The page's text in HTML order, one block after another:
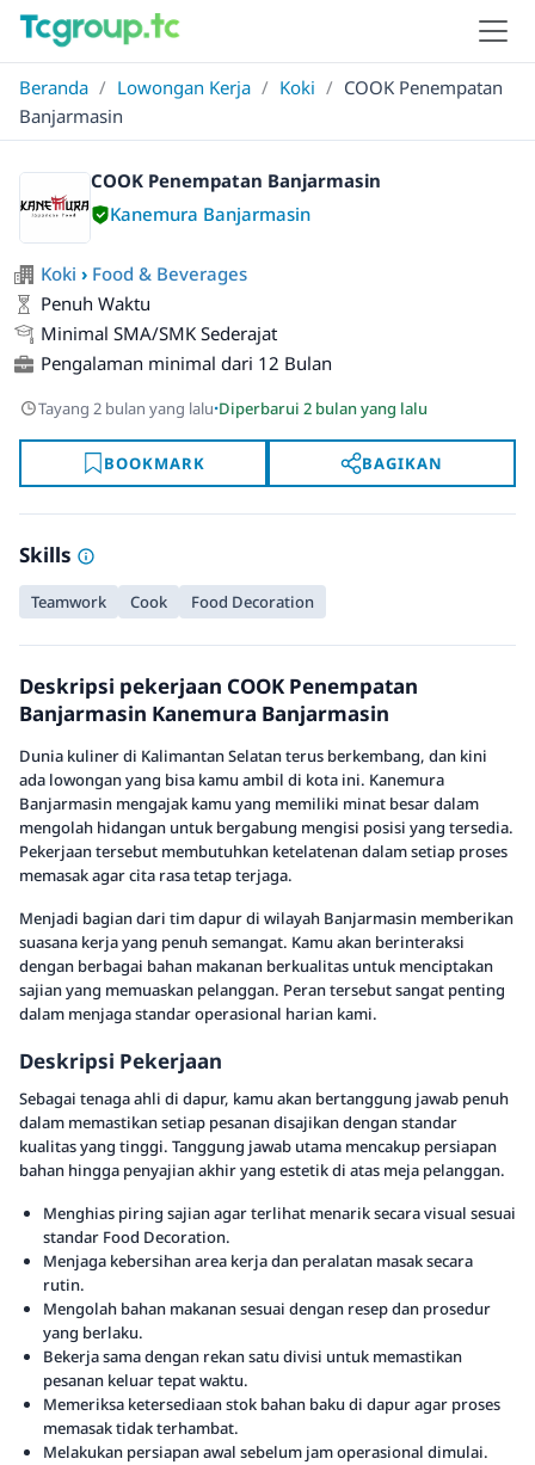
Beranda / Lowongan Kerja / Koki / COOK Penempatan
Banjarmasin
COOK Penempatan Banjarmasin
Kanemura Banjarmasin
Koki › Food & Beverages
Penuh Waktu
Minimal SMA/SMK Sederajat
Pengalaman minimal dari 12 Bulan
Tayang 2 bulan yang lalu·Diperbarui 2 bulan yang lalu
BOOKMARK BAGIKAN
Skills
Teamwork Cook Food Decoration
Deskripsi pekerjaan COOK Penempatan
Banjarmasin Kanemura Banjarmasin
Dunia kuliner di Kalimantan Selatan terus berkembang, dan kini
ada lowongan yang bisa kamu ambil di kota ini. Kanemura
Banjarmasin mengajak kamu yang memiliki minat besar dalam
mengolah hidangan untuk bergabung mengisi posisi yang tersedia.
Pekerjaan tersebut membutuhkan ketelatenan dalam setiap proses
memasak agar cita rasa tetap terjaga.
Menjadi bagian dari tim dapur di wilayah Banjarmasin memberikan
suasana kerja yang penuh semangat. Kamu akan berinteraksi
dengan berbagai bahan makanan berkualitas untuk menciptakan
sajian yang memuaskan pelanggan. Peran tersebut sangat penting
dalam menjaga standar operasional harian kami.
Deskripsi Pekerjaan
Sebagai tenaga ahli di dapur, kamu akan bertanggung jawab penuh
dalam memastikan setiap pesanan disajikan dengan standar
kualitas yang tinggi. Tanggung jawab utama mencakup persiapan
bahan hingga penyajian akhir yang estetik di atas meja pelanggan.
Menghias piring sajian agar terlihat menarik secara visual sesuai
standar Food Decoration.
Menjaga kebersihan area kerja dan peralatan masak secara
rutin.
Mengolah bahan makanan sesuai dengan resep dan prosedur
yang berlaku.
Bekerja sama dengan rekan satu divisi untuk memastikan
pesanan keluar tepat waktu.
Memeriksa ketersediaan stok bahan baku di dapur agar proses
memasak tidak terhambat.
Melakukan persiapan awal sebelum jam operasional dimulai.